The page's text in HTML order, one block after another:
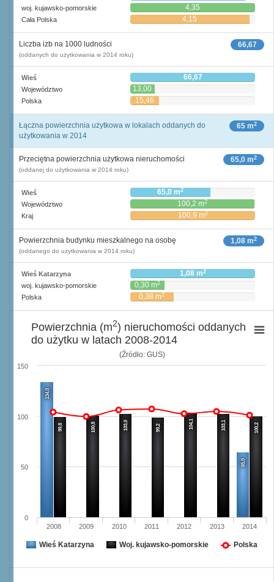
woj. kujawsko-pomorskie 4,35
Cała Polska 4,15
66,67
Liczba izb na 1000 ludności
(oddanych do użytkowania w 2014 roku)
Wieś 66,67
Województwo 13,00
Polska 15,46
65 m2
Łączna powierzchnia użytkowa w lokalach oddanych do
użytkowania w 2014
65,0 m2
Przeciętna powierzchnia użytkowa nieruchomości
(oddanej do użytkowania w 2014 roku)
Wieś 65,0 m2
Województwo 100,2 m2
Kraj 100,9 m2
1,08 m2
Powierzchnia budynku mieszkalnego na osobę
(oddanego do użytkowania w 2014 roku)
Wieś Katarzyna 1,08 m2
woj. kujawsko-pomorskie 0,30 m2
Polska 0,38 m2
(Źródło: GUS)
134,0
65,0
99,8 100,8 103,0 99,2 104,1 103,1 100,2
2008 2009 2010 2011 2012 2013 2014
0
50
100
150
Powierzchnia (m2) nieruchomości oddanych
do użytku w latach 2008-2014
Wieś Katarzyna Woj. kujawsko-pomorskie Polska